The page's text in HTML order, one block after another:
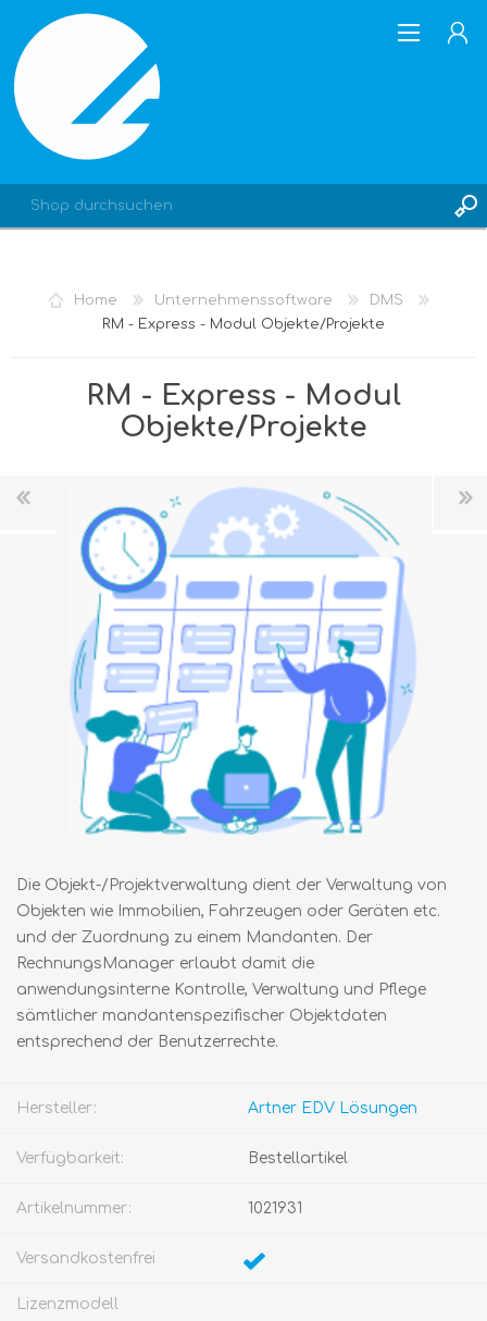
REGISTRIERUNG
ANMELDEN
Home Unternehmenssoftware
DMS
RM - Express - Modul Objekte/Projekte
RM - Express - Modul
Objekte/Projekte
Die Objekt-/Projektverwaltung dient der Verwaltung von
Objekten wie Immobilien, Fahrzeugen oder Geräten etc.
und der Zuordnung zu einem Mandanten. Der
RechnungsManager erlaubt damit die
anwendungsinterne Kontrolle, Verwaltung und Pflege
sämtlicher mandantenspezifischer Objektdaten
entsprechend der Benutzerrechte.
Hersteller: Artner EDV Lösungen
Verfügbarkeit: Bestellartikel
Artikelnummer: 1021931
Versandkostenfrei
Lizenzmodell